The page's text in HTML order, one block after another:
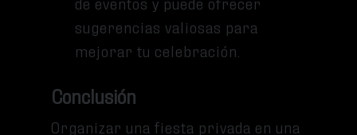
sugerencias valiosas para
mejorar tu celebración.
Conclusión
Organizar una fiesta privada en una